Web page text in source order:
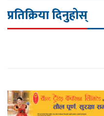
प्रतिक्रिया दिनुहोस्